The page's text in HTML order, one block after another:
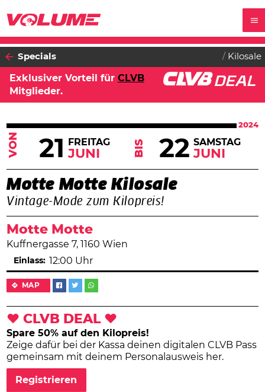
Specials Kilosale
Exklusiver Vorteil für CLVB
Mitglieder.
2024
VON 21 FREITAG
JUNI BIS 22 SAMSTAG
JUNI
Motte Motte Kilosale
Vintage-Mode zum Kilopreis!
Motte Motte
Kuffnergasse 7, 1160 Wien
MAP
❤ CLVB DEAL ❤
Spare 50% auf den Kilopreis!
Zeige dafür bei der Kassa deinen digitalen CLVB Pass
gemeinsam mit deinem Personalausweis her.
Registrieren
Einlass: 12:00 Uhr